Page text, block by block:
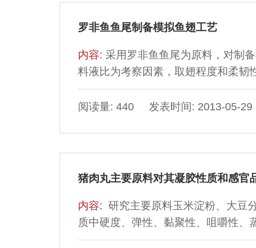
罗非鱼鱼尾制备模拟鱼翅工艺
内容: 采用罗非鱼鱼尾为原料，对制
料液比为考察因素，取翅程度和柔韧
化。结果表明：酸碱均有利于模拟
浓度0.15 mol/L，时间120min；最佳
阅读量: 440 发表时间: 2013-05-29
猪肉丸主要原料对其凝胶性质和感官
内容: 研究主要原料玉米淀粉、大豆
质中硬度、弹性、黏聚性、咀嚼性
价，结果表明：玉米淀粉的不同添加